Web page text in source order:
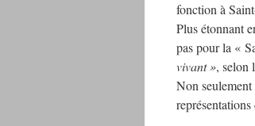
fonction à
Plus étonnant
pas pour la «
vivant », selon
Non seulement